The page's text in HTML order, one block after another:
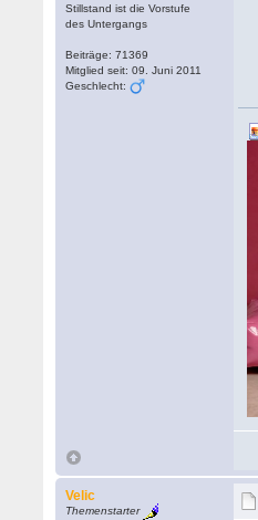
Stillstand ist die Vorstufe
des Untergangs
Beiträge: 71369
Mitglied seit: 09. Juni 2011
Geschlecht:
Velic
Themenstarter